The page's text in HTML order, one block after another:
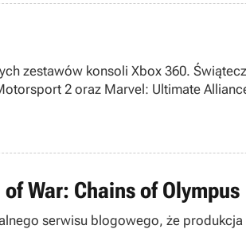
zestawów konsoli Xbox 360.
2 oraz Marvel: Ultimate
War: Chains of Olympus
serwisu blogowego, że